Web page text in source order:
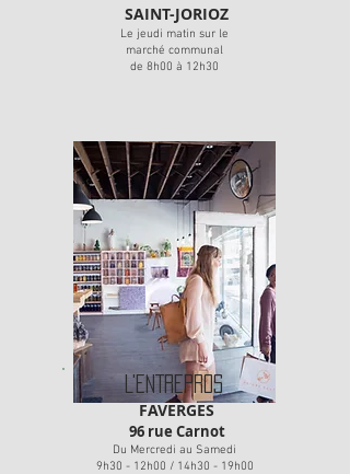
SAINT-JORIOZ
Le jeudi matin sur le
marché communal
de 8h00 à 12h30
L'ENTREPROS
FAVERGES
96 rue Carnot
Du Mercredi au Samedi
9h30 - 12h00 / 14h30 - 19h00